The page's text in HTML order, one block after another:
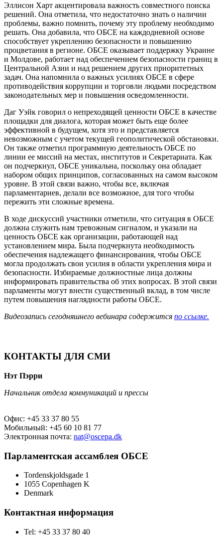
Эллисон Харт акцентировала важность совместного поиска
решений. Она отметила, что недостаточно знать о наличии
проблемы, важно помнить, почему эту проблему необходимо
решать. Она добавила, что ОБСЕ на каждодневной основе
способствует укреплению безопасности и повышению
процветания в регионе. ОБСЕ оказывает поддержку Украине
и Молдове, работает над обеспечением безопасности границ в
Центральной Азии и над решением других приоритетных
задач. Она напомнила о важных усилиях ОБСЕ в сфере
противодействия коррупции и торговли людьми посредством
законодательных мер и повышения осведомленности.
Даг Уэйк говорил о непреходящей ценности ОБСЕ в качестве
площадки для диалога, которая может быть еще более
эффективной в будущем, хотя это и представляется
невозможным с учетом текущей геополитической обстановки.
Он также отметил программную деятельность ОБСЕ по
линии ее миссий на местах, институтов и Секретариата. Как
он подчеркнул, ОБСЕ уникальна, поскольку она обладает
набором общих принципов, согласованных на самом высоком
уровне. В этой связи важно, чтобы все, включая
парламентариев, делали все возможное, для того чтобы
пережить эти сложные времена.
В ходе дискуссий участники отметили, что ситуация в ОБСЕ
должна служить нам тревожным сигналом, и указали на
ценность ОБСЕ как организации, работающей над
установлением мира. Была подчеркнута необходимость
обеспечения надлежащего финансирования, чтобы ОБСЕ
могла продолжать свои усилия в области укрепления мира и
безопасности. Избираемые должностные лица должны
информировать правительства об этих вопросах. В этой связи
парламенты могут внести существенный вклад, в том числе
путем повышения наглядности работы ОБСЕ.
Видеозапись сегодняшнего вебинара содержится по ссылке.
КОНТАКТЫ ДЛЯ СМИ
Нэт Пэрри
Начальник отдела коммуникаций и прессы
Офис: +45 33 37 80 55
Мобильный: +45 60 10 81 77
Электронная почта: nat@oscepa.dk
Парламентская ассамблея ОБСЕ
Tordenskjoldsgade 1
1055 Copenhagen K
Denmark
Контактная информация
Tel: +45 33 37 80 40